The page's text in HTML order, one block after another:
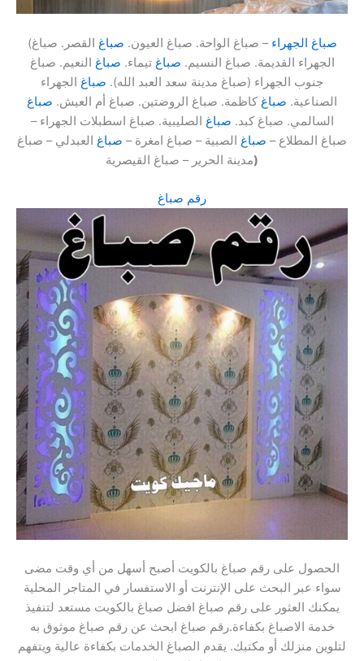
( صباغ الجهراء – صباغ الواحة. صباغ العيون. صباغ القصر. صباغ
الجهراء القديمة. صباغ النسيم. صباغ تيماء. صباغ النعيم. صباغ
جنوب الجهراء (صباغ مدينة سعد العبد الله). صباغ الجهراء
الصناعية. صباغ كاظمة. صباغ الروضتين. صباغ أم العيش. صباغ
السالمي. صباغ كبد. صباغ الصليبية. صباغ اسطبلات الجهراء –
صباغ المطلاع – صباغ الصبية – صباغ امغرة – صباغ العبدلي – صباغ
مدينة الحرير – صباغ القيصرية)
رقم صباغ
الحصول على رقم صباغ بالكويت أصبح أسهل من أي وقت مضى
سواء عبر البحث على الإنترنت أو الاستفسار في المتاجر المحلية
يمكنك العثور على رقم صباغ افضل صباغ بالكويت مستعد لتنفيذ
خدمة الاصباغ بكفاءة.رقم صباغ ابحث عن رقم صباغ موثوق به
لتلوين منزلك أو مكتبك. يقدم الصباغ الخدمات بكفاءة عالية ويتفهم